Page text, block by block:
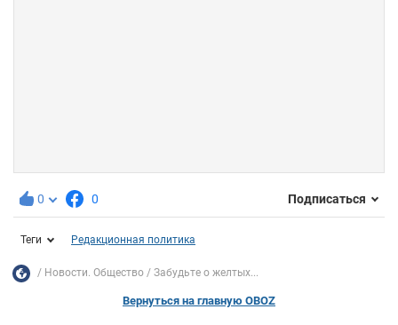
0 0 Подписаться
Теги Редакционная политика
Новости. Общество Забудьте о желтых...
Вернуться на главную OBOZ